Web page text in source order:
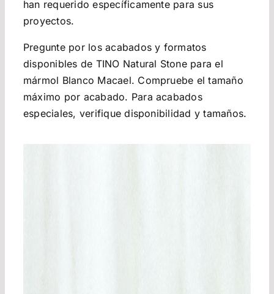
han requerido específicamente para sus
proyectos.
Pregunte por los acabados y formatos
disponibles de TINO Natural Stone para el
mármol Blanco Macael. Compruebe el tamaño
máximo por acabado. Para acabados
especiales, verifique disponibilidad y tamaños.